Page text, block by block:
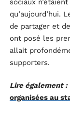
sociaux
qu’aujourd’hui.
de partager et
ont posé les
allait
supporters.
Lire également :
organisées au